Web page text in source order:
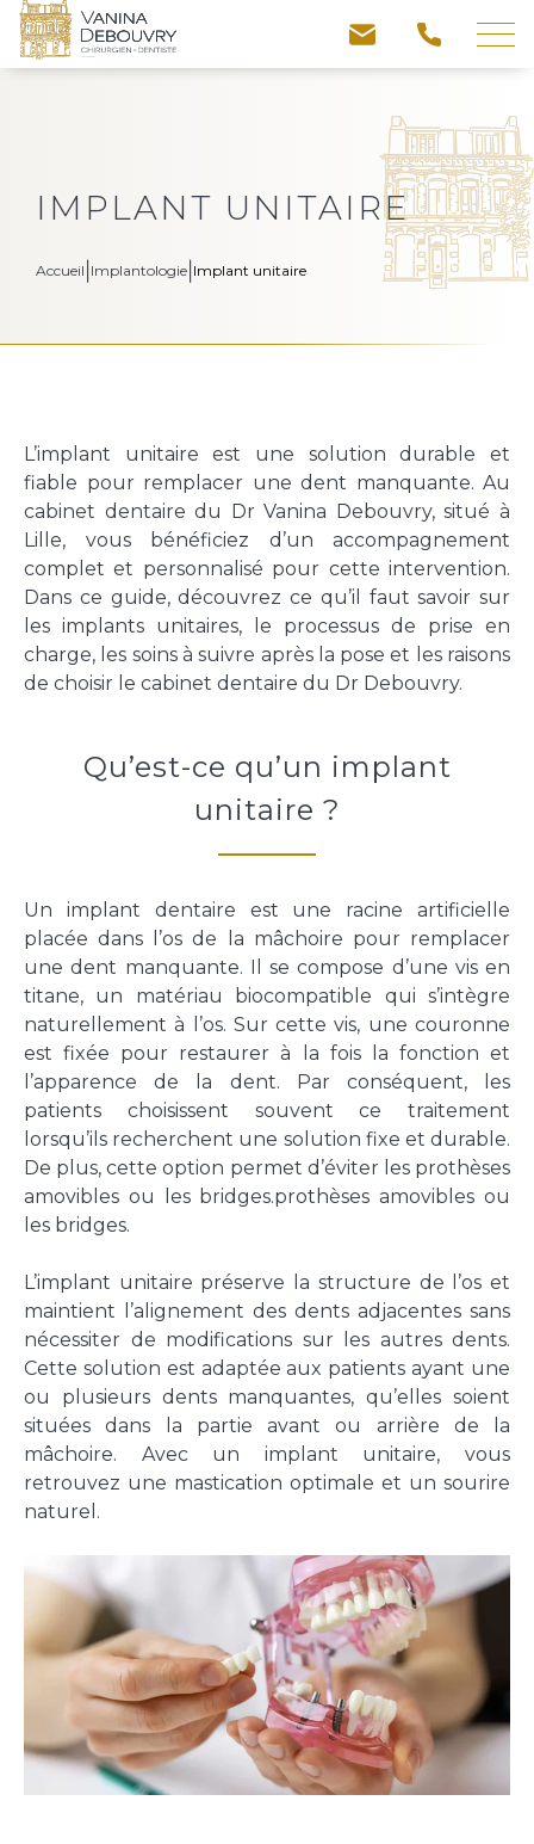
Skip
content
Traitements
Pathologies
Technologies
FAQ
Accès
CONTACTEZ-NOUS
IMPLANT UNITAIRE
Accueil Implantologie Implant unitaire
L’implant unitaire est une solution durable et
fiable pour remplacer une dent manquante. Au
cabinet dentaire du Dr Vanina Debouvry, situé à
Lille, vous bénéficiez d’un accompagnement
complet et personnalisé pour cette intervention.
Dans ce guide, découvrez ce qu’il faut savoir sur
les implants unitaires, le processus de prise en
charge, les soins à suivre après la pose et les raisons
de choisir le cabinet dentaire du Dr Debouvry.
Qu’est-ce qu’un implant
unitaire ?
Un implant dentaire est une racine artificielle
placée dans l’os de la mâchoire pour remplacer
une dent manquante. Il se compose d’une vis en
titane, un matériau biocompatible qui s’intègre
naturellement à l’os. Sur cette vis, une couronne
est fixée pour restaurer à la fois la fonction et
l’apparence de la dent. Par conséquent, les
patients choisissent souvent ce traitement
lorsqu’ils recherchent une solution fixe et durable.
De plus, cette option permet d’éviter les prothèses
amovibles ou les bridges.prothèses amovibles ou
les bridges.
L’implant unitaire préserve la structure de l’os et
maintient l’alignement des dents adjacentes sans
nécessiter de modifications sur les autres dents.
Cette solution est adaptée aux patients ayant une
ou plusieurs dents manquantes, qu’elles soient
situées dans la partie avant ou arrière de la
mâchoire. Avec un implant unitaire, vous
retrouvez une mastication optimale et un sourire
naturel.
Téléphone *
Email *
Message *